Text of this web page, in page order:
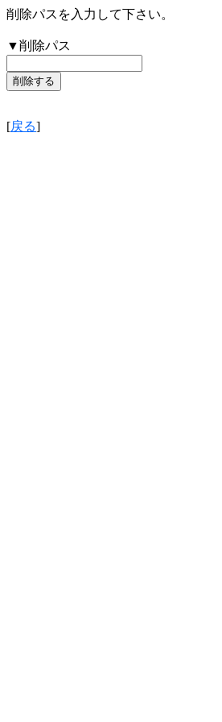
削除パスを入力して下さい。
▼削除パス
[戻る]